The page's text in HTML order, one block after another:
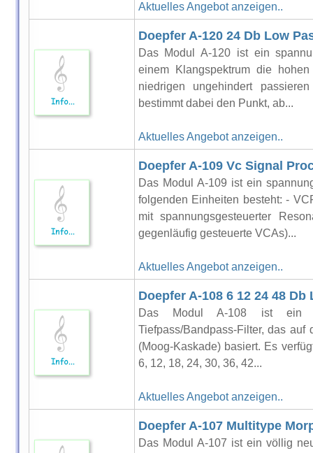
Aktuelles Angebot anzeigen..
Doepfer A-120 24 Db Low
Das Modul A-120 ist ein
einem Klangspektrum die
niedrigen ungehindert
bestimmt dabei den Punkt, ab...
Aktuelles Angebot anzeigen..
Doepfer A-109 Vc Signal
Das Modul A-109 ist ein
folgenden Einheiten besteht: -
mit spannungsgesteuerter
gegenläufig gesteuerte VCAs)...
Aktuelles Angebot anzeigen..
Doepfer A-108 6 12 24 48
Das Modul A-108 ist ein
Tiefpass/Bandpass-Filter, das auf
(Moog-Kaskade) basiert. Es
6, 12, 18, 24, 30, 36, 42...
Aktuelles Angebot anzeigen..
Doepfer A-107 Multitype
Das Modul A-107 ist ein völlig